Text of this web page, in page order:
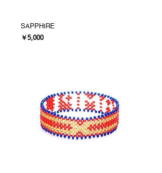
SAPPHIRE
価格
￥5,000